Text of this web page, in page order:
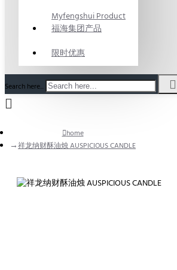
Myfengshui Product
福海集团产品
限时优惠
Search here...
home
祥龙纳财酥油烛 AUSPICIOUS CANDLE